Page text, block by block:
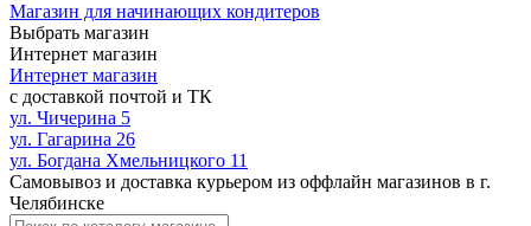
Магазин для начинающих кондитеров
Выбрать магазин
Интернет магазин
Интернет магазин
с доставкой почтой и ТК
ул. Чичерина 5
ул. Гагарина 26
ул. Богдана Хмельницкого 11
Самовывоз и доставка курьером из оффлайн магазинов в г.
Челябинске